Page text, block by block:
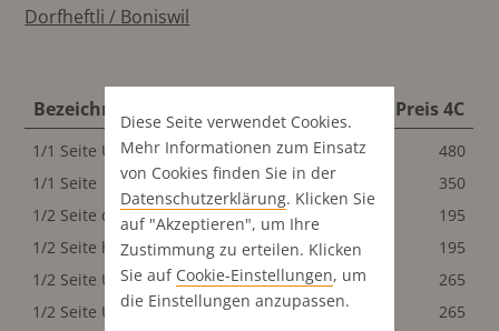
Dorfheftli / Boniswil
Bezeichnung Preis 4C
1/1 Seite Umschlagseiten 134x198 mm
480
1/1 Seite
134x198 mm
350
1/2 Seite quer
134x98.5 mm
195
1/2 Seite hoch
66.5x198 mm
195
1/2 Seite Umschlagseiten
66.5x198 mm
265
1/2 Seite Umschlagseiten
134x98.5 mm
265
Diese Seite verwendet Cookies.
Mehr Informationen zum Einsatz
von Cookies finden Sie in der
Datenschutz­erklärung. Klicken Sie
auf "Akzeptieren", um Ihre
Zustimmung zu erteilen. Klicken
Sie auf Cookie-Einstellungen, um
die Einstellungen anzupassen.